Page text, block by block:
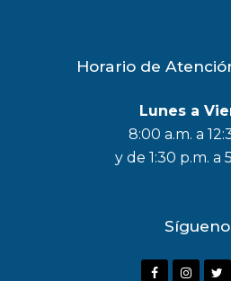
Horario de
Lunes a
8:00 a.m. a
y de 1:30 p.m. a